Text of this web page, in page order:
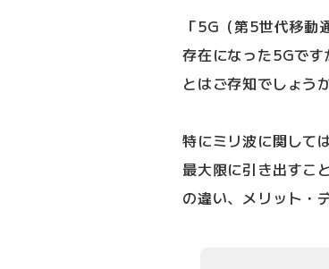
「5G（第5世代移動
存在になった5Gで
とはご存知でしょうか
特にミリ波に関して
最大限に引き出すこ
の違い、メリット・